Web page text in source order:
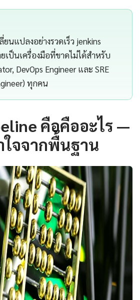
นแปลงอย่างรวดเร็ว jenkins
เป็นเครื่องมือที่ขาดไม่ได้สำหรับ
DevOps Engineer และ SRE
ทุกคน
คือคืออะไร —
ใจจากพื้นฐาน